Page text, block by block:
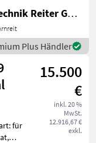
3000
Landtechnik Reiter GmbH.
Plus Händler
15.500
€
inkl. 20 %
MwSt.
12.916,67 €
exkl.
für